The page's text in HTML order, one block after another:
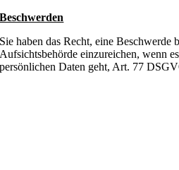
Beschwerden
Sie haben das Recht, eine Beschwerde
Aufsichtsbehörde einzureichen, wenn
persönlichen Daten geht, Art. 77